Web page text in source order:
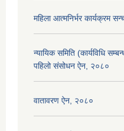
महिला आत्मनिर्भर कार्यक्रम
न्यायिक समिति (कार्यविधि
पहिलो संसोधन ऐन, २०८०
वातावरण ऐन, २०८०